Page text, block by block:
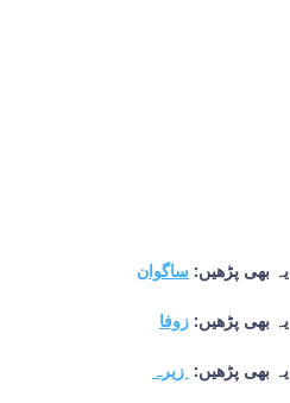
یہ بھی پڑھیں: ساگوان
یہ بھی پڑھیں: زوفا
یہ بھی پڑھیں: زیرہ